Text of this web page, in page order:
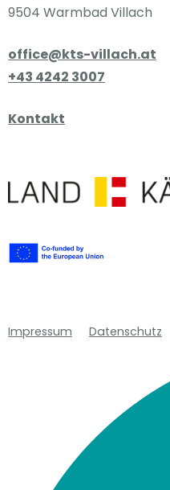
9504 Warmbad Villach
office@kts-villach.at
+43 4242 3007
Kontakt
Impressum Datenschutz